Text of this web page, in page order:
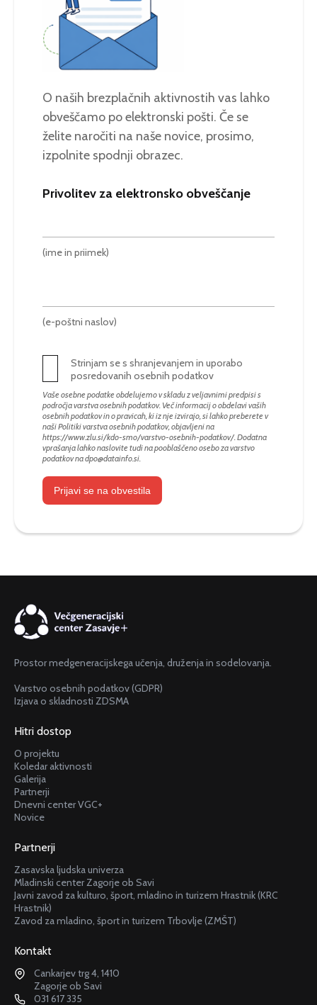
O naših brezplačnih aktivnostih vas lahko
obveščamo po elektronski pošti. Če se
želite naročiti na naše novice, prosimo,
izpolnite spodnji obrazec.
Privolitev za elektronsko obveščanje
(ime in priimek)
(e-poštni naslov)
Strinjam se s shranjevanjem in uporabo
posredovanih osebnih podatkov
Vaše osebne podatke obdelujemo v skladu z veljavnimi predpisi s
področja varstva osebnih podatkov. Več informacij o obdelavi vaših
osebnih podatkov in o pravicah, ki iz nje izvirajo, si lahko preberete v
naši Politiki varstva osebnih podatkov, objavljeni na
https://www.zlu.si/kdo-smo/varstvo-osebnih-podatkov/. Dodatna
vprašanja lahko naslovite tudi na pooblaščeno osebo za varstvo
podatkov nadpo@datainfo.si
Prijavi se na obvestila
Prostor medgeneracijskega učenja, druženja in sodelovanja.
Varstvo osebnih podatkov (GDPR)
Izjava o skladnosti ZDSMA
Hitri dostop
O projektu
Koledar aktivnosti
Galerija
Partnerji
Dnevni center VGC+
Novice
Partnerji
Zasavska ljudska univerza
Mladinski center Zagorje ob Savi
Javni zavod za kulturo, šport, mladino in turizem Hrastnik (KRC
Hrastnik)
Zavod za mladino, šport in turizem Trbovlje (ZMŠT)
Kontakt
Cankarjev trg 4, 1410
Zagorje ob Savi
031 617 335